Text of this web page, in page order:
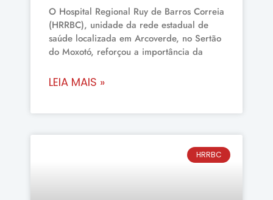
O Hospital Regional Ruy de Barros Correia
(HRRBC), unidade da rede estadual de
saúde localizada em Arcoverde, no Sertão
do Moxotó, reforçou a importância da
LEIA MAIS »
HRRBC